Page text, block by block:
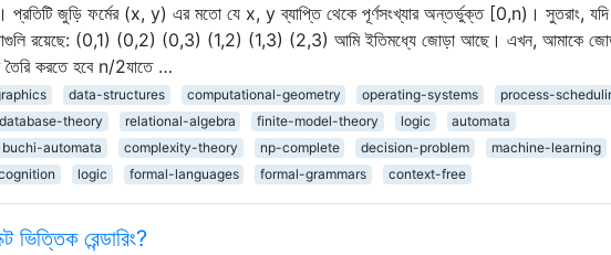
জুড়ি ফর্মের (x, y) এর মতো যে x, y ব্যাপ্তি থেকে পূর্ণসংখ্যার অন্তর্ভুক্ত [0,n)। সুতরাং,
রয়েছে: (0,1) (0,2) (0,3) (1,2) (1,3) (2,3) আমি ইতিমধ্যে জোড়া আছে। এখন, আমাকে
তৈরি করতে হবে n/2যাতে …
data-structures computational-geometry operating-systems
process-
database-theory relational-algebra finite-model-theory logic
automata
buchi-automata complexity-theory np-complete decision-problem
machine-learning
logic formal-languages formal-grammars context-free
ভিত্তিক রেন্ডারিং?